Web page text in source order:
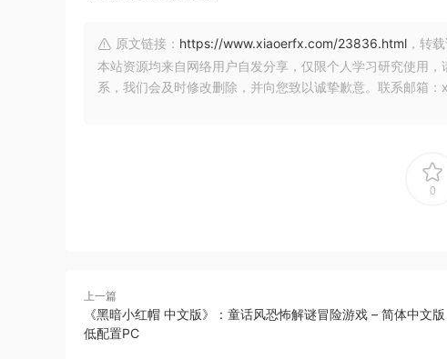
原文链接： https://www.xiaoerfx.com/23836.html ，转
本站资源均来自网络用户自发分享，仅限个人学习研究使用
系，我们会及时修改删除，并向您致以诚挚歉意。联系邮箱：
0
上一篇
《黑暗小红帽 中文版》：童话风恐怖解谜冒险游戏 – 简体中文版
低配置PC